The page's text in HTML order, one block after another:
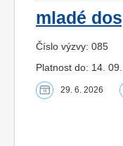
mladé
Číslo výzvy: 085
Platnost do: 14.
29. 6. 2026